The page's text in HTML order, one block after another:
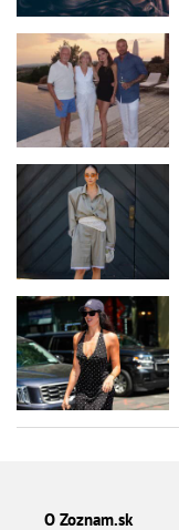
O Zoznam.sk